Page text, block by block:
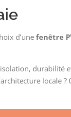
d’une fenêtre
durabilité
locale ?